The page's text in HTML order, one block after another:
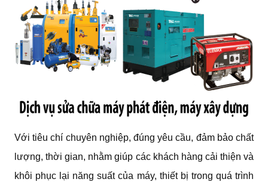
Với tiêu chí chuyên nghiệp, đúng yêu cầu, đảm bảo chất
lượng, thời gian, nhằm giúp các khách hàng cải thiện và
khôi phục lại năng suất của máy, thiết bị trong quá trình